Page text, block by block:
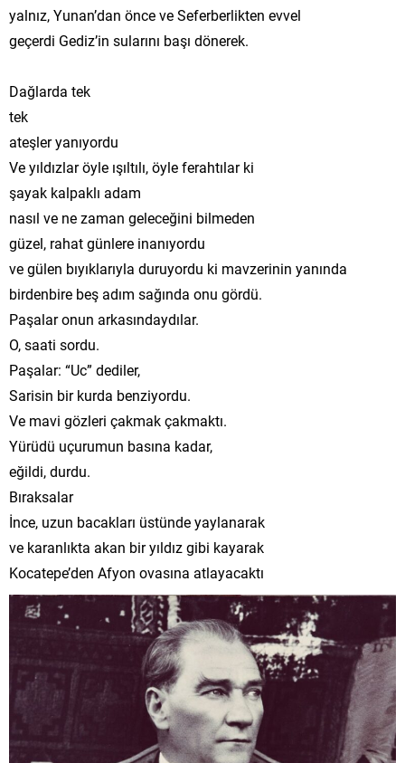
yalnız, Yunan’dan önce ve Seferberlikten evvel
geçerdi Gediz’in sularını başı dönerek.
Dağlarda tek
tek
ateşler yanıyordu
Ve yıldızlar öyle ışıltılı, öyle ferahtılar ki
şayak kalpaklı adam
nasıl ve ne zaman geleceğini bilmeden
güzel, rahat günlere inanıyordu
ve gülen bıyıklarıyla duruyordu ki mavzerinin yanında
birdenbire beş adım sağında onu gördü.
Paşalar onun arkasındaydılar.
O, saati sordu.
Paşalar: “Uc” dediler,
Sarisin bir kurda benziyordu.
Ve mavi gözleri çakmak çakmaktı.
Yürüdü uçurumun basına kadar,
eğildi, durdu.
Bıraksalar
İnce, uzun bacakları üstünde yaylanarak
ve karanlıkta akan bir yıldız gibi kayarak
Kocatepe’den Afyon ovasına atlayacaktı